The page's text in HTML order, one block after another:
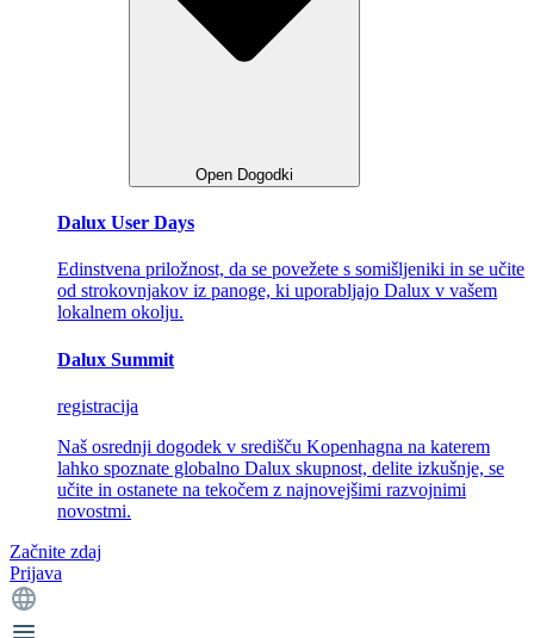
Open Dogodki
Dalux User Days
Edinstvena priložnost, da se povežete s somišljeniki in se učite
od strokovnjakov iz panoge, ki uporabljajo Dalux v vašem
lokalnem okolju.
Dalux Summit
registracija
Naš osrednji dogodek v središču Kopenhagna na katerem
lahko spoznate globalno Dalux skupnost, delite izkušnje, se
učite in ostanete na tekočem z najnovejšimi razvojnimi
novostmi.
Začnite zdaj
Prijava